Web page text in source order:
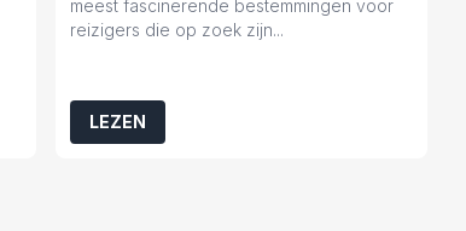
meest fascinerende bestemmingen voor
reizigers die op zoek zijn...
LEZEN